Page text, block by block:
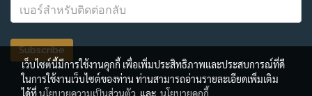
Subscribe
เว็บไซต์นี้มีการใช้งานคุกกี้ เพื่อเพิ่มประสิทธิภาพและประสบการณ์ที่ดี
ในการใช้งานเว็บไซต์ของท่าน ท่านสามารถอ่านรายละเอียดเพิ่มเติม
ได้ที่นโยบายความเป็นส่วนตัว และ นโยบายคุกกี้